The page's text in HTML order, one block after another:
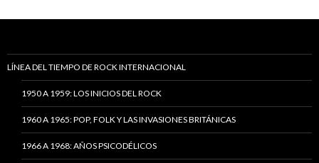
LÍNEA DEL TIEMPO DE ROCK INTERNACIONAL
1950 A 1959: LOS INICIOS DEL ROCK
1960 A 1965: POP, FOLK Y LAS INVASIONES BRITÁNICAS
1966 A 1968: AÑOS PSICODÉLICOS